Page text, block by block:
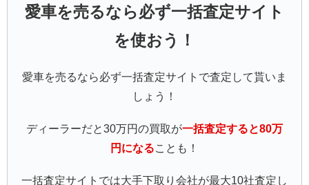
愛車を売るなら必ず一括査定サイト
を使おう！
愛車を売るなら必ず一括査定サイトで査定して貰いま
しょう！
ディーラーだと30万円の買取が一括査定すると80万
円になることも！
一括査定サイトでは大手下取り会社が最大10社査定し